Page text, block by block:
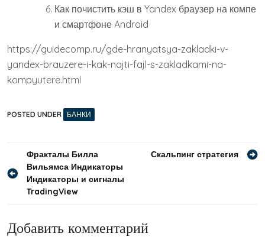
Как почистить кэш в Yandex браузер на компе
и смартфоне Android
https://guidecomp.ru/gde-hranyatsya-zakladki-v-
yandex-brauzere-i-kak-najti-fajl-s-zakladkami-na-
kompyutere.html
POSTED UNDER БАНКИ
Навигация
по
записям
Фракталы Билла
Вильямса Индикаторы
Индикаторы и сигналы
TradingView
Скальпинг стратегия
Добавить комментарий